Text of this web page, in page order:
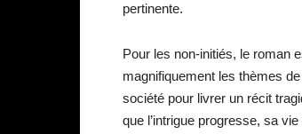
pertinente.
Pour les non-initiés, le roman
magnifiquement les thèmes
société pour livrer un récit
que l’intrigue progresse, sa